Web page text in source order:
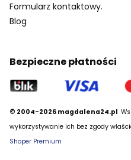
Formularz kontaktowy.
Blog
Bezpieczne płatności
© 2004-2026 magdalena24.pl
wykorzystywanie ich bez zgody
Shoper Premium